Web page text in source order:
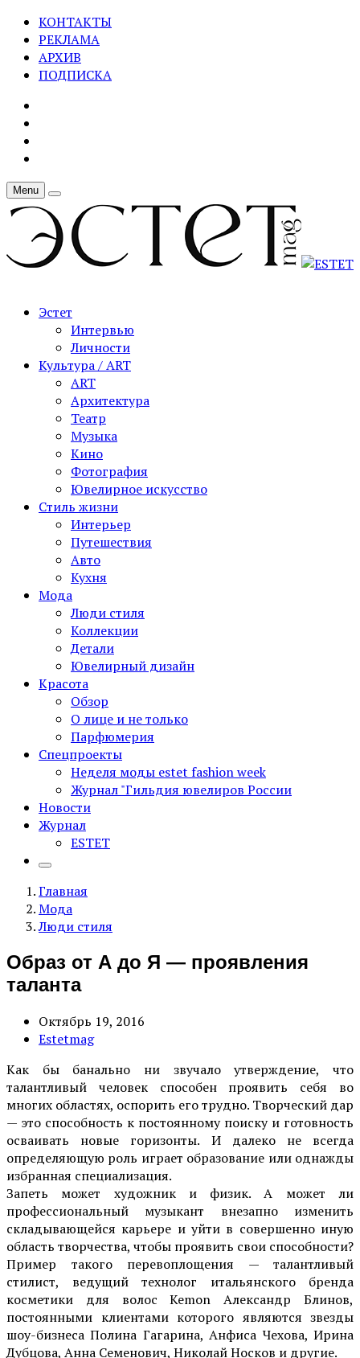
КОНТАКТЫ
РЕКЛАМА
АРХИВ
ПОДПИСКА
Menu
Эстет
Интервью
Личности
Культура / ART
ART
Архитектура
Театр
Музыка
Кино
Фотография
Ювелирное искусство
Стиль жизни
Интерьер
Путешествия
Авто
Кухня
Мода
Люди стиля
Коллекции
Детали
Ювелирный дизайн
Красота
Обзор
О лице и не только
Парфюмерия
Спецпроекты
Неделя моды estet fashion week
Журнал "Гильдия ювелиров России
Новости
Журнал
ESTET
Главная
Мода
Люди стиля
Образ от А до Я — проявления
таланта
Октябрь 19, 2016
Estetmag
Как бы банально ни звучало утверждение, что
талантливый человек способен проявить себя во
многих областях, оспорить его трудно. Творческий дар
— это способность к постоянному поиску и готовность
осваивать новые горизонты. И далеко не всегда
определяющую роль играет образование или однажды
избранная специализация.
Запеть может художник и физик. А может ли
профессиональный музыкант внезапно изменить
складывающейся карьере и уйти в совершенно иную
область творчества, чтобы проявить свои способности?
Пример такого перевоплощения — талантливый
стилист, ведущий технолог итальянского бренда
косметики для волос Kemon Александр Блинов,
постоянными клиентами которого являются звезды
шоу-бизнеса Полина Гагарина, Анфиса Чехова, Ирина
Дубцова, Анна Семенович, Николай Носков и другие.